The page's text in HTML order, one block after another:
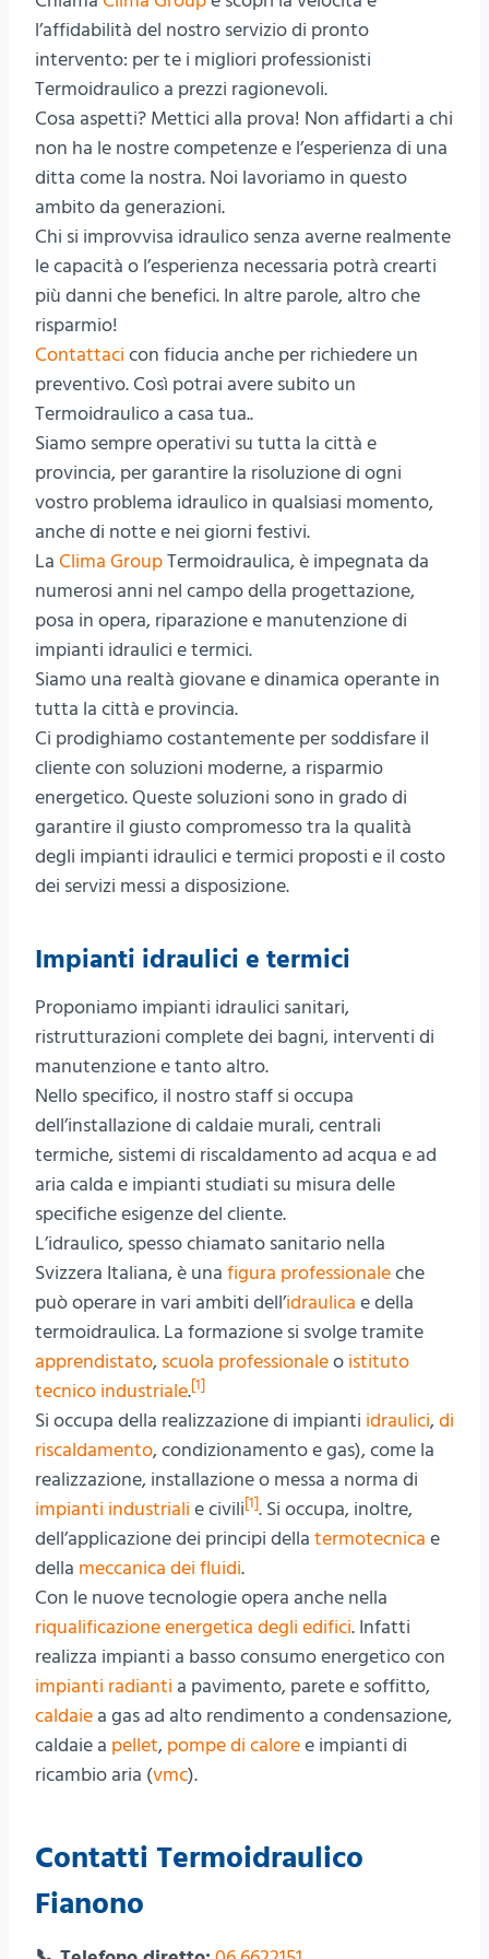
l’affidabilità del nostro servizio di pronto
intervento: per te i migliori professionisti
Termoidraulico a prezzi ragionevoli.
Cosa aspetti? Mettici alla prova! Non affidarti a chi
non ha le nostre competenze e l’esperienza di una
ditta come la nostra. Noi lavoriamo in questo
ambito da generazioni.
Chi si improvvisa idraulico senza averne realmente
le capacità o l’esperienza necessaria potrà crearti
più danni che benefici. In altre parole, altro che
risparmio!
Contattaci con fiducia anche per richiedere un
preventivo. Così potrai avere subito un
Termoidraulico a casa tua..
Siamo sempre operativi su tutta la città e
provincia, per garantire la risoluzione di ogni
vostro problema idraulico in qualsiasi momento,
anche di notte e nei giorni festivi.
La Clima GroupTermoidraulica, è impegnata da
numerosi anni nel campo della progettazione,
posa in opera, riparazione e manutenzione di
impianti idraulici e termici.
Siamo una realtà giovane e dinamica operante in
tutta la città e provincia.
Ci prodighiamo costantemente per soddisfare il
cliente con soluzioni moderne, a risparmio
energetico. Queste soluzioni sono in grado di
garantire il giusto compromesso tra la qualità
degli impianti idraulici e termici proposti e il costo
dei servizi messi a disposizione.
Impianti idraulici e termici
Proponiamo impianti idraulici sanitari,
ristrutturazioni complete dei bagni, interventi di
manutenzione e tanto altro.
Nello specifico, il nostro staff si occupa
dell’installazione di caldaie murali, centrali
termiche, sistemi di riscaldamento ad acqua e ad
aria calda e impianti studiati su misura delle
specifiche esigenze del cliente.
L’idraulico, spesso chiamato sanitario nella
Svizzera Italiana, è una figura professionaleche
può operare in vari ambiti dell’idraulica e della
termoidraulica. La formazione si svolge tramite
apprendistato, scuola professionaleo istituto
tecnico industriale.[1]
Si occupa della realizzazione di impianti idraulici,di
riscaldamento, condizionamento e gas), come la
realizzazione, installazione o messa a norma di
impianti industriali e civili[1]. Si occupa, inoltre,
dell’applicazione dei principi della termotecnica e
della meccanica dei fluidi.
Con le nuove tecnologie opera anche nella
riqualificazione energetica degli edifici. Infatti
realizza impianti a basso consumo energetico con
impianti radianti a pavimento, parete e soffitto,
caldaie a gas ad alto rendimento a condensazione,
caldaie a pellet, pompe di caloree impianti di
ricambio aria (vmc).
Contatti Termoidraulico
Fianono